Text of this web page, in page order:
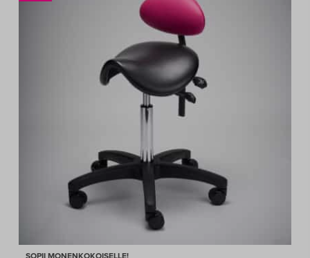
SOPII MONENKOKOISELLE!